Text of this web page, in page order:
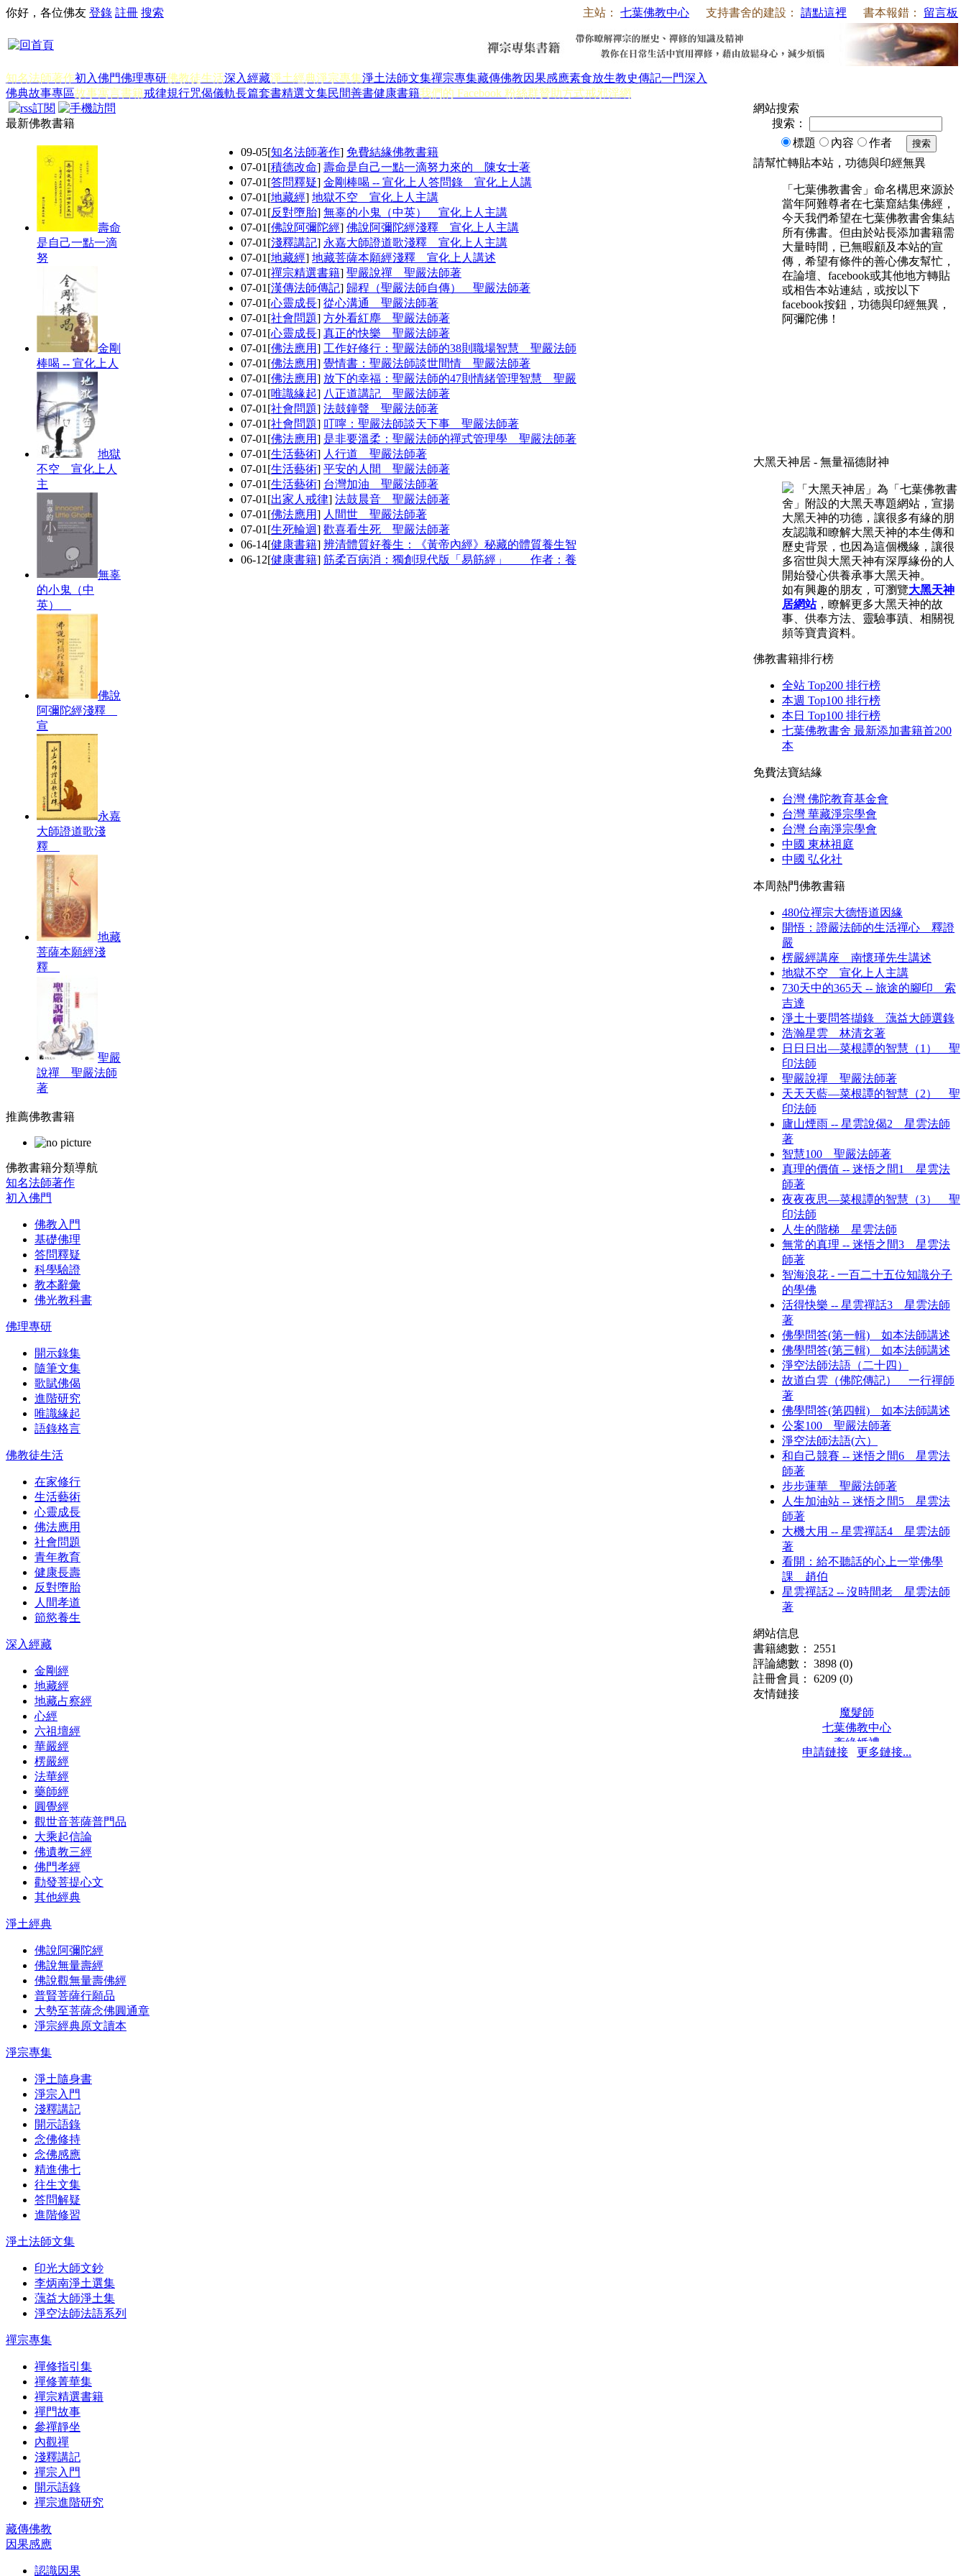
主站： 七葉佛教中心 支持書舍的建設： 請點這裡 書本報錯： 留言板
你好，各位佛友 登錄 註冊 搜索
知名法師著作初入佛門佛理專研佛教徒生活深入經藏淨土經典淨宗專集淨土法師文集禪宗專集藏傳佛教因果感應素食放生教史傳記一門深入
佛典故事專區故事寓言書籍戒律規行咒偈儀軌長篇套書精選文集民間善書健康書籍我們的 Facebook 粉絲群贊助方式戒邪淫網
最新佛教書籍
壽命
是自己一點一滴
努
金剛
棒喝 -- 宣化上人
地獄
不空 宣化上人
主
無辜
的小鬼（中
英）
佛說
阿彌陀經淺釋
宣
永嘉
大師證道歌淺
釋
地藏
菩薩本願經淺
釋
聖嚴
說禪 聖嚴法師
著
09-05[知名法師著作] 免費結緣佛教書籍
07-01 [積德改命] 壽命是自己一點一滴努力來的 陳女士著
07-01 [答問釋疑] 金剛棒喝 -- 宣化上人答問錄 宣化上人講
07-01 [地藏經] 地獄不空 宣化上人主講
07-01 [反對墮胎] 無辜的小鬼（中英） 宣化上人主講
07-01 [佛說阿彌陀經] 佛說阿彌陀經淺釋 宣化上人主講
07-01 [淺釋講記] 永嘉大師證道歌淺釋 宣化上人主講
07-01 [地藏經] 地藏菩薩本願經淺釋 宣化上人講述
07-01 [禪宗精選書籍] 聖嚴說禪 聖嚴法師著
07-01 [漢傳法師傳記] 歸程（聖嚴法師自傳） 聖嚴法師著
07-01 [心靈成長] 從心溝通 聖嚴法師著
07-01 [社會問題] 方外看紅塵 聖嚴法師著
07-01 [心靈成長] 真正的快樂 聖嚴法師著
07-01 [佛法應用] 工作好修行：聖嚴法師的38則職場智慧 聖嚴法師
07-01 [佛法應用] 覺情書：聖嚴法師談世間情 聖嚴法師著
07-01 [佛法應用] 放下的幸福：聖嚴法師的47則情緒管理智慧 聖嚴
07-01 [唯識緣起] 八正道講記 聖嚴法師著
07-01 [社會問題] 法鼓鐘聲 聖嚴法師著
07-01 [社會問題] 叮嚀：聖嚴法師談天下事 聖嚴法師著
07-01 [佛法應用] 是非要溫柔：聖嚴法師的禪式管理學 聖嚴法師著
07-01 [生活藝術] 人行道 聖嚴法師著
07-01 [生活藝術] 平安的人間 聖嚴法師著
07-01 [生活藝術] 台灣加油 聖嚴法師著
07-01 [出家人戒律] 法鼓晨音 聖嚴法師著
07-01 [佛法應用] 人間世 聖嚴法師著
07-01 [生死輪迴] 歡喜看生死 聖嚴法師著
06-14[健康書籍] 辨清體質好養生：《黃帝內經》秘藏的體質養生智
06-12[健康書籍] 筋柔百病消：獨創現代版「易筋經」 作者：養
推薦佛教書籍
佛教書籍分類導航
知名法師著作
初入佛門
佛教入門
基礎佛理
答問釋疑
科學驗證
教本辭彙
佛光教科書
佛理專研
開示錄集
隨筆文集
歌賦佛偈
進階研究
唯識緣起
語錄格言
佛教徒生活
在家修行
生活藝術
心靈成長
佛法應用
社會問題
青年教育
健康長壽
反對墮胎
人間孝道
節慾養生
深入經藏
金剛經
地藏經
地藏占察經
心經
六祖壇經
華嚴經
楞嚴經
法華經
藥師經
圓覺經
觀世音菩薩普門品
大乘起信論
佛遺教三經
佛門孝經
勸發菩提心文
其他經典
淨土經典
佛說阿彌陀經
佛說無量壽經
佛說觀無量壽佛經
普賢菩薩行願品
大勢至菩薩念佛圓通章
淨宗經典原文讀本
淨宗專集
淨土隨身書
淨宗入門
淺釋講記
開示語錄
念佛修持
念佛感應
精進佛七
往生文集
答問解疑
進階修習
淨土法師文集
印光大師文鈔
李炳南淨土選集
蕅益大師淨土集
淨空法師法語系列
禪宗專集
禪修指引集
禪修菁華集
禪宗精選書籍
禪門故事
參禪靜坐
內觀禪
淺釋講記
禪宗入門
開示語錄
禪宗進階研究
藏傳佛教
因果感應
認識因果
網站搜索
搜索：
標題
內容 作者 搜索
請幫忙轉貼本站，功德與印經無異
「七葉佛教書舍」命名構思來源於
當年阿難尊者在七葉窟結集佛經，
今天我們希望在七葉佛教書舍集結
所有佛書。但由於站長添加書籍需
大量時間，已無暇顧及本站的宣
傳，希望有條件的善心佛友幫忙，
在論壇、facebook或其他地方轉貼
或相告本站連結，或按以下
facebook按鈕，功德與印經無異，
阿彌陀佛！
大黑天神居 - 無量福德財神
「大黑天神居」為「七葉佛教書
舍」附設的大黑天專題網站，宣揚
大黑天神的功德，讓很多有緣的朋
友認識和瞭解大黑天神的本生傳和
歷史背景，也因為這個機緣，讓很
多宿世與大黑天神有深厚緣份的人
開始發心供養承事大黑天神。
如有興趣的朋友，可瀏覽大黑天神
居網站，瞭解更多大黑天神的故
事、供奉方法、靈驗事蹟、相關視
頻等寶貴資料。
佛教書籍排行榜
全站 Top200 排行榜
本週 Top100 排行榜
本日 Top100 排行榜
七葉佛教書舍 最新添加書籍首200
本
免費法寶結緣
台灣 佛陀教育基金會
台灣 華藏淨宗學會
台灣 台南淨宗學會
中國 東林祖庭
中國 弘化社
本周熱門佛教書籍
480位禪宗大德悟道因緣
開悟：證嚴法師的生活禪心 釋證
嚴
楞嚴經講座 南懷瑾先生講述
地獄不空 宣化上人主講
730天中的365天 -- 旅途的腳印 索
吉達
淨土十要問答擷錄 蕅益大師選錄
浩瀚星雲 林清玄著
日日日出—菜根譚的智慧（1） 聖
印法師
聖嚴說禪 聖嚴法師著
天天天藍—菜根譚的智慧（2） 聖
印法師
廬山煙雨 -- 星雲說偈2 星雲法師
著
智慧100 聖嚴法師著
真理的價值 -- 迷悟之間1 星雲法
師著
夜夜夜思—菜根譚的智慧（3） 聖
印法師
人生的階梯 星雲法師
無常的真理 -- 迷悟之間3 星雲法
師著
智海浪花 - 一百二十五位知識分子
的學佛
活得快樂 -- 星雲禪話3 星雲法師
著
佛學問答(第一輯) 如本法師講述
佛學問答(第三輯) 如本法師講述
淨空法師法語（二十四）
故道白雲（佛陀傳記） 一行禪師
著
佛學問答(第四輯) 如本法師講述
公案100 聖嚴法師著
淨空法師法語(六）
和自己競賽 -- 迷悟之間6 星雲法
師著
步步蓮華 聖嚴法師著
人生加油站 -- 迷悟之間5 星雲法
師著
大機大用 -- 星雲禪話4 星雲法師
著
看開：給不聽話的心上一堂佛學
課 趙伯
星雲禪話2 -- 沒時間老 星雲法師
著
網站信息
書籍總數： 2551
評論總數： 3898 (0)
註冊會員： 6209 (0)
友情鏈接
魔髮師
七葉佛教中心
牽緣婚禮
保髮堂
申請鏈接 更多鏈接...